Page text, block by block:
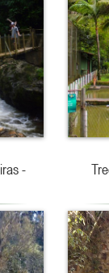
-